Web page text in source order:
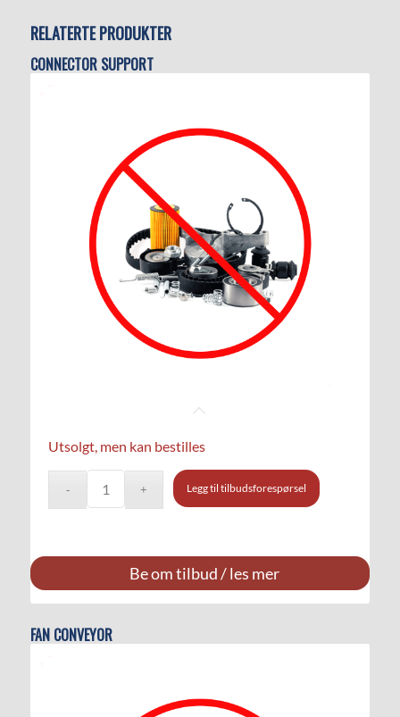
RELATERTE PRODUKTER
CONNECTOR SUPPORT
Utsolgt, men kan bestilles
Legg til tilbudsforespørsel
Be om tilbud / les mer
FAN CONVEYOR